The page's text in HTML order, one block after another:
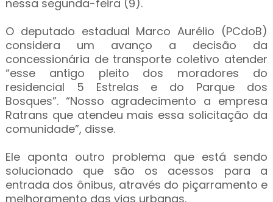
nessa segunda-feira (9).
O deputado estadual Marco Aurélio (PCdoB)
considera um avanço a decisão da
concessionária de transporte coletivo atender
“esse antigo pleito dos moradores do
residencial 5 Estrelas e do Parque dos
Bosques”. “Nosso agradecimento a empresa
Ratrans que atendeu mais essa solicitação da
comunidade”, disse.
Ele aponta outro problema que está sendo
solucionado que são os acessos para a
entrada dos ônibus, através do piçarramento e
melhoramento das vias urbanas.